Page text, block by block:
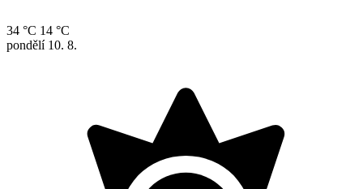
34 °C 14 °C
pondělí 10. 8.